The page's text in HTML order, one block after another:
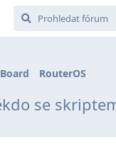
RouterOS
se